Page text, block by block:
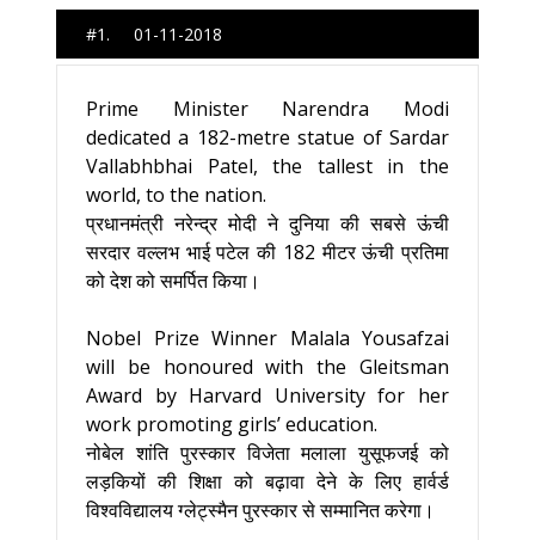
#1. 01-11-2018
Prime Minister Narendra Modi
dedicated a 182-metre statue of Sardar
Vallabhbhai Patel, the tallest in the
world, to the nation.
प्रधानमंत्री नरेन्द्र मोदी ने दुनिया की सबसे ऊंची
सरदार वल्लभ भाई पटेल की 182 मीटर ऊंची प्रतिमा
को देश को समर्पित किया।
Nobel Prize Winner Malala Yousafzai
will be honoured with the Gleitsman
Award by Harvard University for her
work promoting girls’ education.
नोबेल शांति पुरस्कार विजेता मलाला युसूफजई को
लड़कियों की शिक्षा को बढ़ावा देने के लिए हार्वर्ड
विश्वविद्यालय ग्लेट्स्मैन पुरस्कार से सम्मानित करेगा।